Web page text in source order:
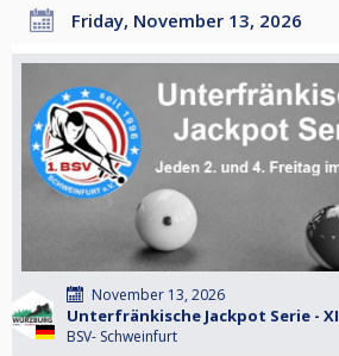
Friday, November 13, 2026
November 13, 2026
Unterfränkische Jackpot Serie - XI
BSV- Schweinfurt